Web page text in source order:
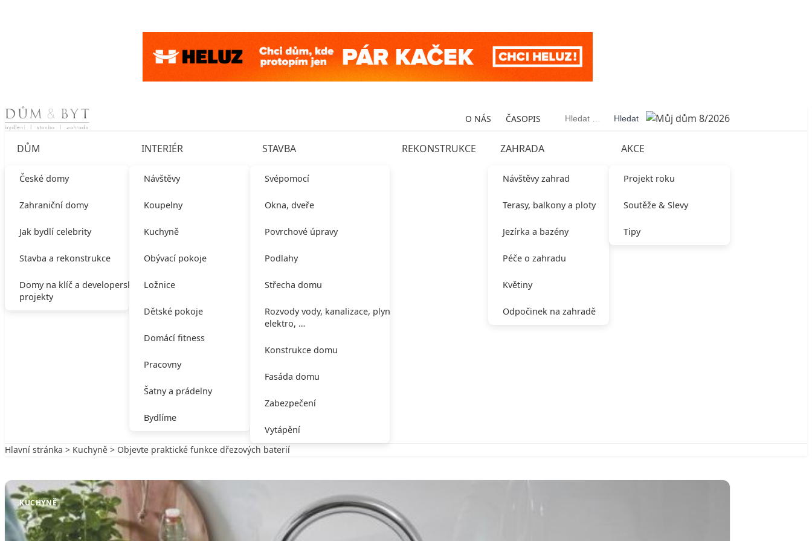
Skip to content O NÁS ČASOPIS Vyhledávání
DŮM
České domy
Zahraniční domy
Jak bydlí celebrity
Stavba a rekonstrukce
Domy na klíč a developerské
projekty
INTERIÉR
Návštěvy
Koupelny
Kuchyně
Obývací pokoje
Ložnice
Dětské pokoje
Domácí fitness
Pracovny
Šatny a prádelny
Bydlíme
STAVBA
Svépomocí
Okna, dveře
Povrchové úpravy
Podlahy
Střecha domu
Rozvody vody, kanalizace, plynu,
elektro, …
Konstrukce domu
Fasáda domu
Zabezpečení
Vytápění
REKONSTRUKCE ZAHRADA
Návštěvy zahrad
Terasy, balkony a ploty
Jezírka a bazény
Péče o zahradu
Květiny
Odpočinek na zahradě
AKCE
Projekt roku
Soutěže & Slevy
Tipy
Hlavní stránka > Kuchyně > Objevte praktické funkce dřezových baterií
KUCHYNĚ